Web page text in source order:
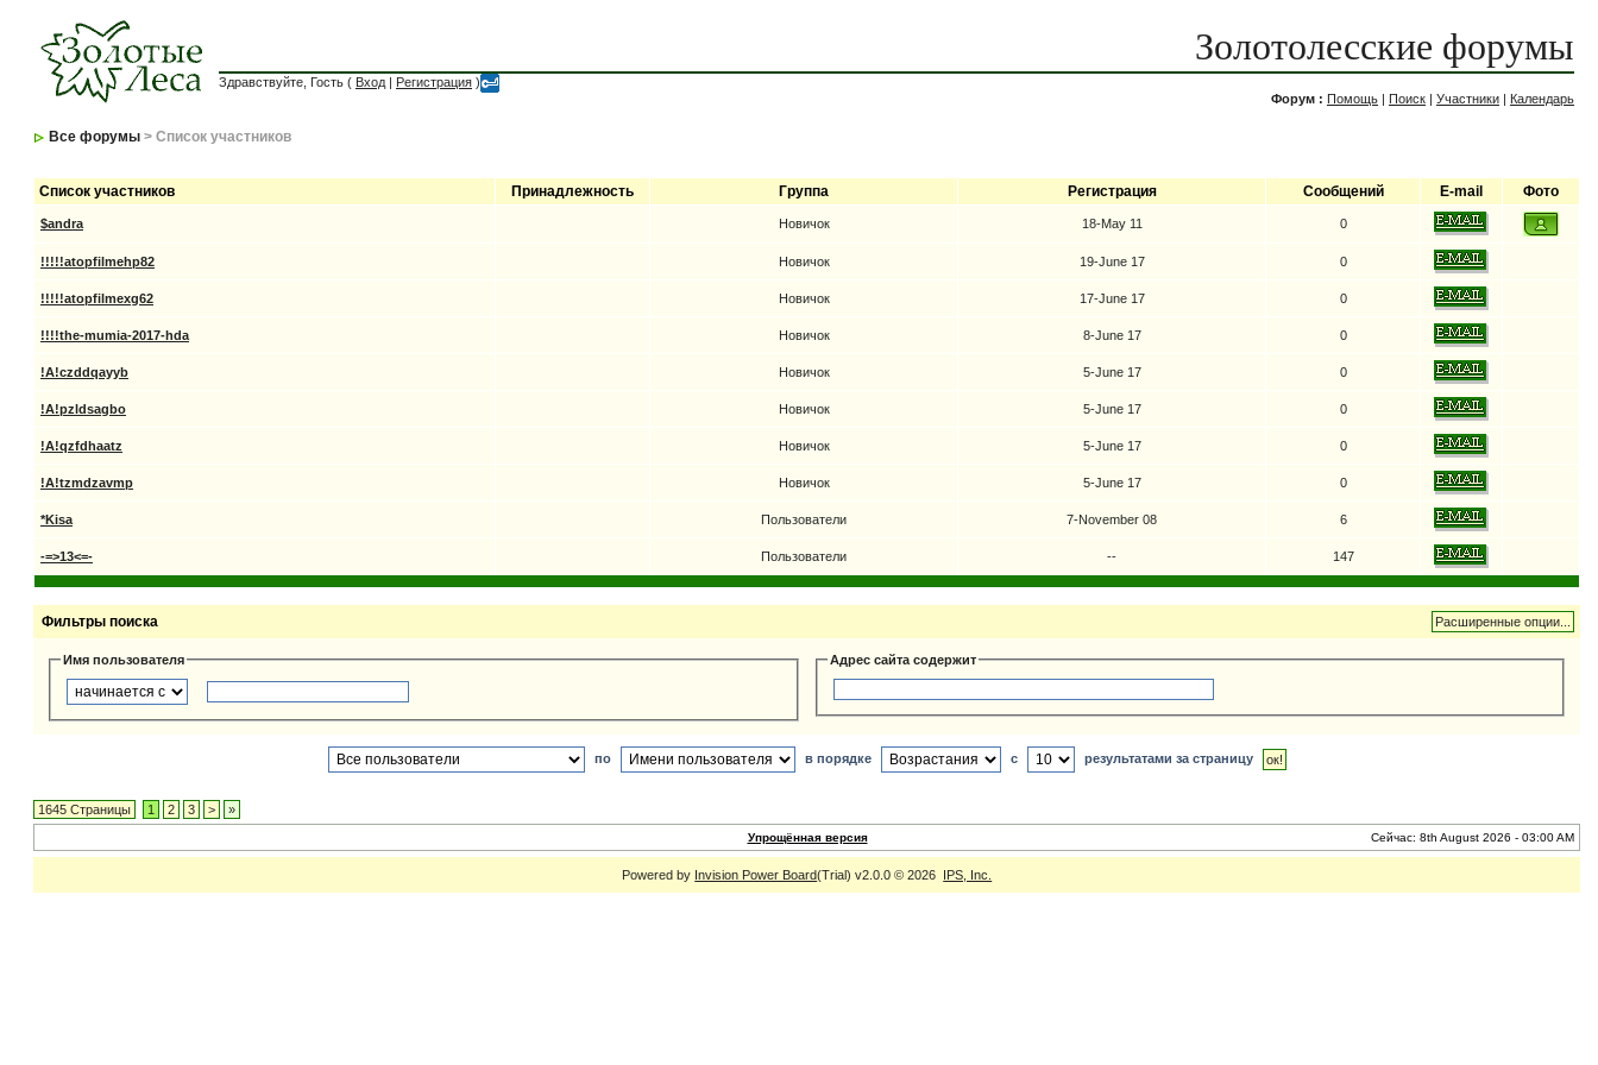
Золотолесские форумы
Здравствуйте, Гость ( Вход | Регистрация )
Форум : Помощь | Поиск | Участники | Календарь
Все форумы > Список участников
Список участников Принадлежность Группа Регистрация Сообщений E-mail Фото
$andra Новичок 18-May 11 0
!!!!!atopfilmehp82 Новичок 19-June 17 0
!!!!!atopfilmexg62 Новичок 17-June 17 0
!!!!the-mumia-2017-hda Новичок 8-June 17 0
!A!czddqayyb Новичок 5-June 17 0
!A!pzldsagbo Новичок 5-June 17 0
!A!qzfdhaatz Новичок 5-June 17 0
!A!tzmdzavmp Новичок 5-June 17 0
*Kisa Пользователи 7-November 08 6
-=>13<=- Пользователи -- 147
Фильтры поиска
Имя пользователя Адрес сайта содержит
по в порядке с результатами за страницу
1645 Страницы 1 2 3 > »
Упрощённая версия Сейчас: 8th August 2026 - 03:00 AM
Powered by Invision Power Board(Trial) v2.0.0 © 2026 IPS, Inc.